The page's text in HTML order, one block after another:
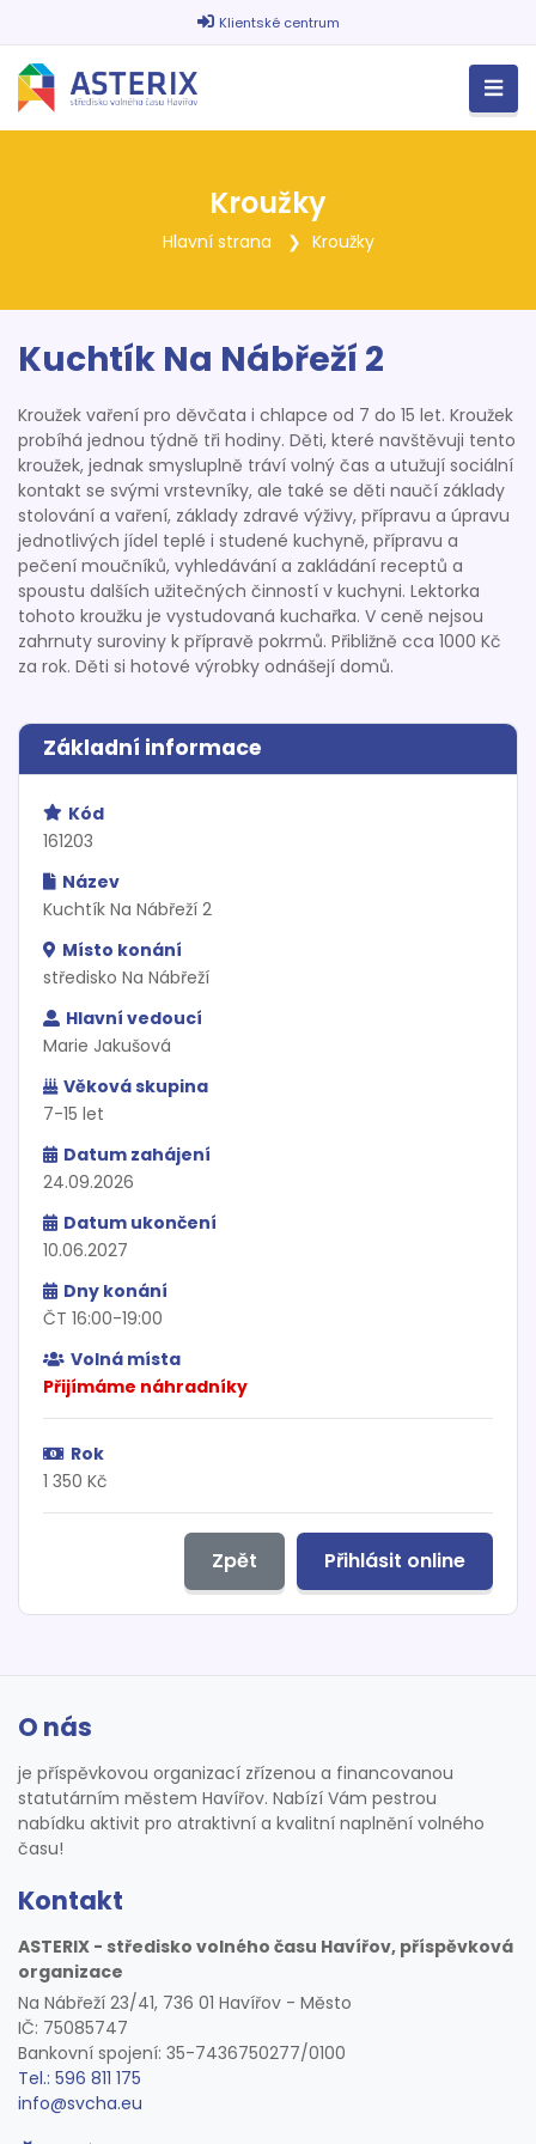
Klientské centrum
Kroužky
Hlavní strana Kroužky
Kuchtík Na Nábřeží 2
Kroužek vaření pro děvčata i chlapce od 7 do 15 let. Kroužek
probíhá jednou týdně tři hodiny. Děti, které navštěvuji tento
kroužek, jednak smysluplně tráví volný čas a utužují sociální
kontakt se svými vrstevníky, ale také se děti naučí základy
stolování a vaření, základy zdravé výživy, přípravu a úpravu
jednotlivých jídel teplé i studené kuchyně, přípravu a
pečení moučníků, vyhledávání a zakládání receptů a
spoustu dalších užitečných činností v kuchyni. Lektorka
tohoto kroužku je vystudovaná kuchařka. V ceně nejsou
zahrnuty suroviny k přípravě pokrmů. Přibližně cca 1000 Kč
za rok. Děti si hotové výrobky odnášejí domů.
Základní informace
Kód
161203
Název
Kuchtík Na Nábřeží 2
Místo konání
středisko Na Nábřeží
Hlavní vedoucí
Marie Jakušová
Věková skupina
7-15 let
Datum zahájení
24.09.2026
Datum ukončení
10.06.2027
Dny konání
ČT 16:00-19:00
Volná místa
Přijímáme náhradníky
Rok
1 350 Kč
Přihlásit online
Zpět
O nás
je příspěvkovou organizací zřízenou a financovanou
statutárním městem Havířov. Nabízí Vám pestrou
nabídku aktivit pro atraktivní a kvalitní naplnění volného
času!
Kontakt
ASTERIX - středisko volného času Havířov, příspěvková
organizace
Na Nábřeží 23/41, 736 01 Havířov - Město
IČ: 75085747
Bankovní spojení: 35-7436750277/0100
Tel.: 596 811 175
info@svcha.eu